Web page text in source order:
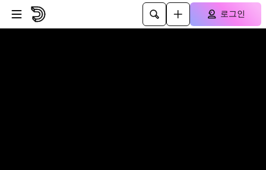
플레이어로 건너뛰기
본문으로 건너뛰기
로그인